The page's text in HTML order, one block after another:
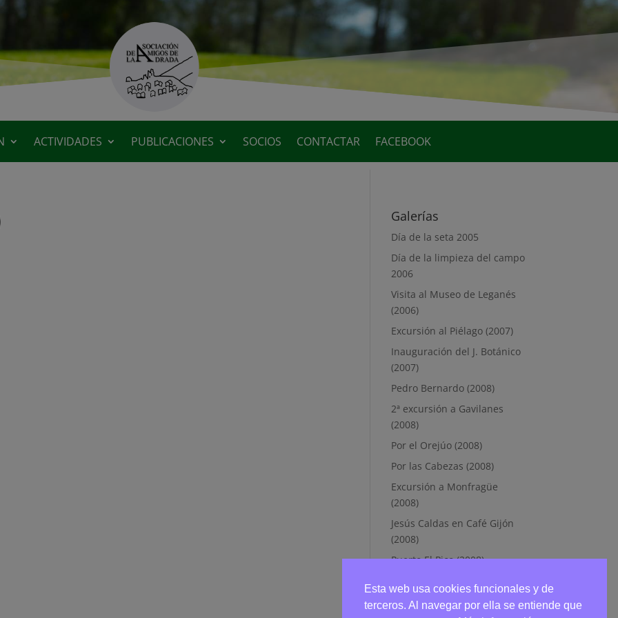
ACTIVIDADES PUBLICACIONES SOCIOS CONTACTAR FACEBOOK
Galerías
Día de la seta 2005
Día de la limpieza del campo
2006
Visita al Museo de Leganés
(2006)
Excursión al Piélago (2007)
Inauguración del J. Botánico
(2007)
Pedro Bernardo (2008)
2ª excursión a Gavilanes
(2008)
Por el Orejúo (2008)
Por las Cabezas (2008)
Excursión a Monfragüe
(2008)
Jesús Caldas en Café Gijón
(2008)
Puerto El Pico (2008)
(2011)
Esta web usa cookies funcionales y de
terceros. Al navegar por ella se entiende que